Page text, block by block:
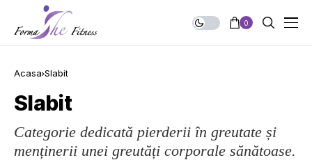
0
Acasa Slabit
Slabit
Categorie dedicată pierderii în greutate și
menținerii unei greutăți corporale sănătoase.